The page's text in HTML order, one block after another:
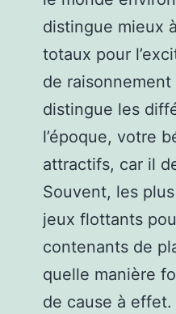
distingue mieux
totaux pour
de
distingue les
l’époque, votre
attractifs, car il
Souvent, les
jeux flottants
contenants de
quelle manière
de cause à